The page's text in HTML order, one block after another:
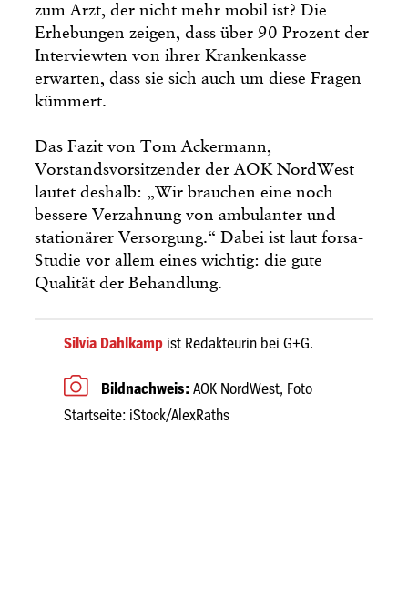
zum Arzt, der nicht mehr mobil ist? Die
Erhebungen zeigen, dass über 90 Prozent der
Interviewten von ihrer Krankenkasse
erwarten, dass sie sich auch um diese Fragen
kümmert.
Das Fazit von Tom Ackermann,
Vorstandsvorsitzender der AOK NordWest
lautet deshalb: „Wir brauchen eine noch
bessere Verzahnung von ambulanter und
stationärer Versorgung.“ Dabei ist laut forsa-
Studie vor allem eines wichtig: die gute
Qualität der Behandlung.
Silvia Dahlkampist Redakteurin bei G+G.
Bildnachweis: AOK NordWest, Foto
Startseite: iStock/AlexRaths